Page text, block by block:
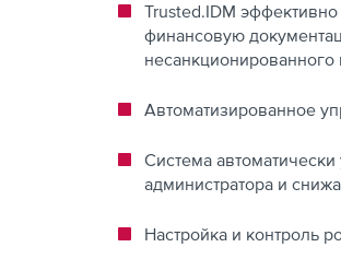
Trusted.IDM
финансовую
Автоматизированное
Система
администратора и
Настройка и контроль